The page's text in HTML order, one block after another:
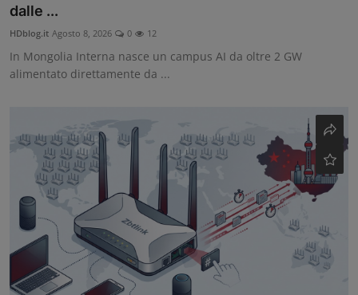
Community
dalle ...
HDblog.it Agosto 8, 2026 0 12
In Mongolia Interna nasce un campus AI da oltre 2 GW
alimentato direttamente da ...